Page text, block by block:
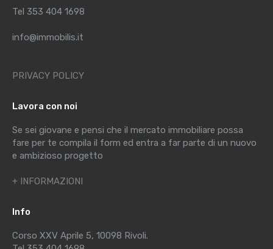
Tel 353 404 1698
info@immobilis.it
PRIVACY POLICY
Lavora con noi
Se sei giovane e pensi che il mercato immobiliare possa
fare per te compila il form ed entra a far parte di un nuovo
e ambizioso progetto
+ INFORMAZIONI
Info
Corso XXV Aprile 5, 10098 Rivoli.